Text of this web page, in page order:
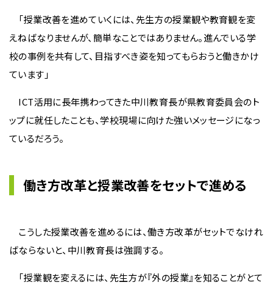
「授業改善を進めていくには、先生方の授業観や教育観を変
えねばなりませんが、簡単なことではありません。進んでいる学
校の事例を共有して、目指すべき姿を知ってもらおうと働きかけ
ています」
ICT活用に長年携わってきた中川教育長が県教育委員会のト
ップに就任したことも、学校現場に向けた強いメッセージになっ
ているだろう。
働き方改革と授業改善をセットで進める
こうした授業改善を進めるには、働き方改革がセットでなけれ
ばならないと、中川教育長は強調する。
「授業観を変えるには、先生方が『外の授業』を知ることがとて